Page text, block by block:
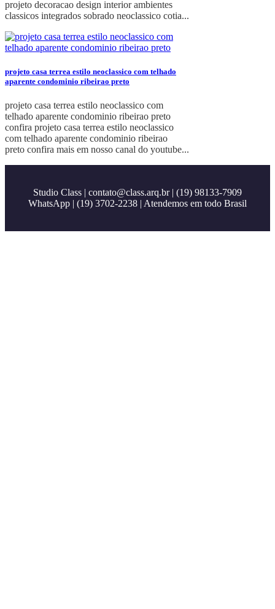
projeto decoracao design interior ambientes
classicos integrados sobrado neoclassico cotia...
projeto casa terrea estilo neoclassico com telhado
aparente condominio ribeirao preto
projeto casa terrea estilo neoclassico com
telhado aparente condominio ribeirao preto
confira projeto casa terrea estilo neoclassico
com telhado aparente condominio ribeirao
preto confira mais em nosso canal do youtube...
Studio Class | contato@class.arq.br| (19) 98133-7909
WhatsApp | (19) 3702-2238 | Atendemos em todo Brasil